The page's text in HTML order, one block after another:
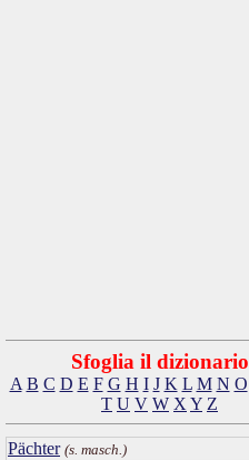
Sfoglia il dizionario
A B C D E F G H I J K L M N O
T U V W X Y Z
Pächter (s. masch.)